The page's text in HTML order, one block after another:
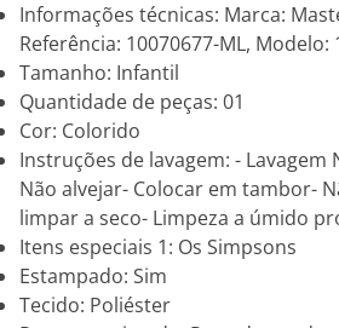
Informações técnicas: Marca:
Referência: 10070677-ML, Modelo:
Tamanho: Infantil
Quantidade de peças: 01
Cor: Colorido
Instruções de lavagem: -
Não alvejar- Colocar em tambor-
limpar a seco- Limpeza a úmido
Itens especiais 1: Os Simpsons
Estampado: Sim
Tecido: Poliéster